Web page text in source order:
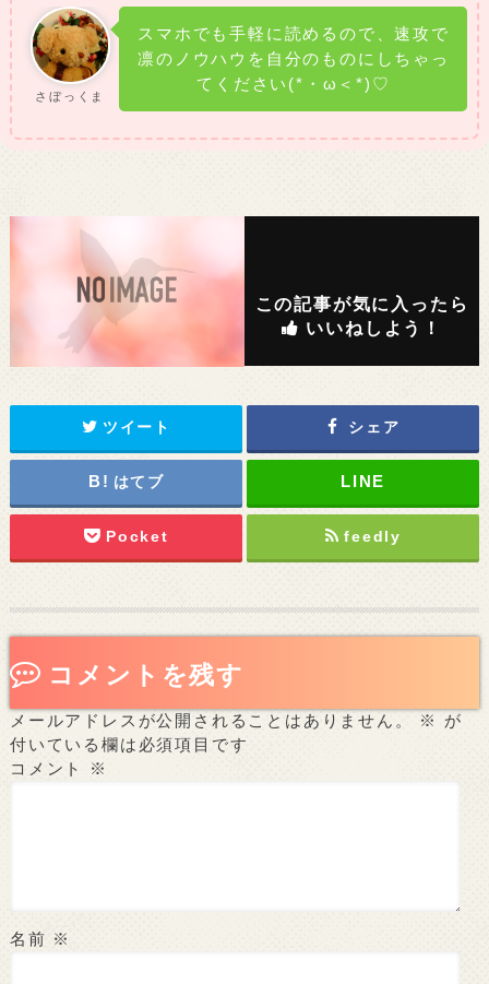
さぼっくま
スマホでも手軽に読めるので、速攻で
凛のノウハウを自分のものにしちゃっ
てください(*・ω＜*)♡
この記事が気に入ったら
いいねしよう！
ツイート シェア
はてブ
Pocket feedly
コメントを残す
メールアドレスが公開されることはありません。 ※
が
付いている欄は必須項目です
コメント
※
名前 ※